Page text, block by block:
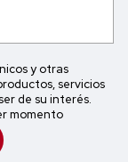
y otras
servicios
de su interés.
momento